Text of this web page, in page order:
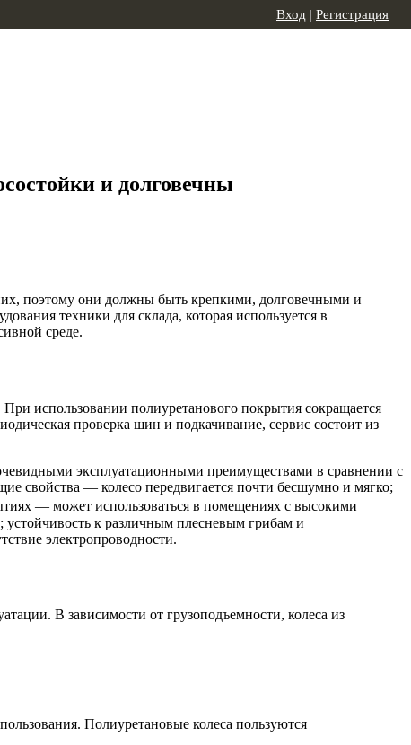
Вход | Регистрация
и долговечны
поэтому они должны быть крепкими, долговечными и
техники для склада, которая используется в
среде.
использовании полиуретанового покрытия сокращается
проверка шин и подкачивание, сервис состоит из
эксплуатационными преимуществами в сравнении с
свойства — колесо передвигается почти бесшумно и мягко;
— может использоваться в помещениях с высокими
к различным плесневым грибам и
электропроводности.
В зависимости от грузоподъемности, колеса из
Полиуретановые колеса пользуются